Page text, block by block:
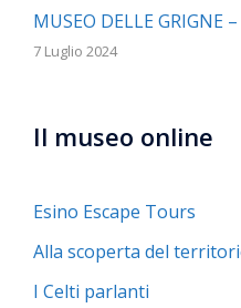
MUSEO DELLE
7 Luglio 2024
Il museo online
Esino Escape Tours
Alla scoperta del
I Celti parlanti